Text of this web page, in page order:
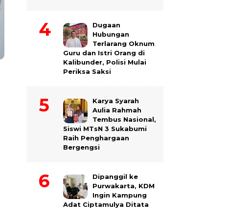
Dugaan
Hubungan
Terlarang Oknum
Guru dan Istri Orang di
Kalibunder, Polisi Mulai
Periksa Saksi
Karya Syarah
Aulia Rahmah
Tembus Nasional,
Siswi MTsN 3 Sukabumi
Raih Penghargaan
Bergengsi
Dipanggil ke
Purwakarta, KDM
Ingin Kampung
Adat Ciptamulya Ditata